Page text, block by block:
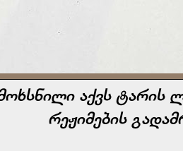
აქვს ტარის
რეჟიმების